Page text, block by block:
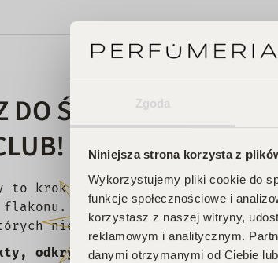
Zgoda
Niniejsza strona korzysta z
Wykorzystujemy pliki cookie do
funkcje społecznościowe i
korzystasz z naszej witryny,
reklamowym i analitycznym.
danymi otrzymanymi od Ciebie
DO ŚWIATA
to krok w stronę Twojego
flakonu. Czekają na Ciebie zniżki i
nie chcesz przegapić!
odkrywaj emocje, odbieraj